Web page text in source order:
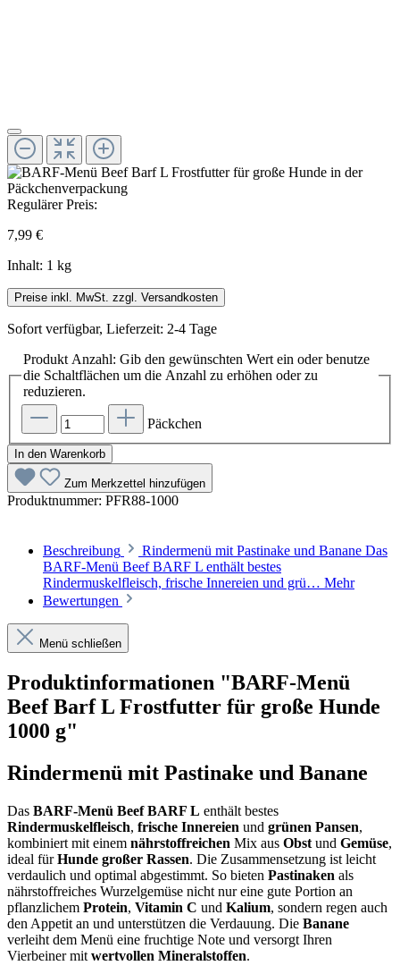
Regulärer Preis:
7,99 €
Inhalt: 1 kg
Preise inkl. MwSt. zzgl. Versandkosten
Sofort verfügbar, Lieferzeit: 2-4 Tage
Produkt Anzahl: Gib den gewünschten Wert ein oder benutze
die Schaltflächen um die Anzahl zu erhöhen oder zu
reduzieren.
Päckchen
In den Warenkorb
Zum Merkzettel hinzufügen
Produktnummer: PFR88-1000
Beschreibung
Rindermenü mit Pastinake und Banane Das
BARF-Menü Beef BARF L enthält bestes
Rindermuskelfleisch, frische Innereien und grü… Mehr
Bewertungen
Menü schließen
Produktinformationen "BARF-Menü
Beef Barf L Frostfutter für große Hunde
1000 g"
Rindermenü mit Pastinake und Banane
Das BARF-Menü Beef BARF L enthält bestes
Rindermuskelfleisch, frische Innereien und grünen Pansen,
kombiniert mit einem nährstoffreichen Mix aus Obst und Gemüse,
ideal fürHunde großer Rassen. Die Zusammensetzung ist leicht
verdaulich und optimal abgestimmt. So bieten Pastinaken als
nährstoffreiches Wurzelgemüse nicht nur eine gute Portion an
pflanzlichem Protein, Vitamin C und Kalium, sondern regen auch
den Appetit an und unterstützen die Verdauung. Die Banane
verleiht dem Menü eine fruchtige Note und versorgt Ihren
Vierbeiner mit wertvollen Mineralstoffen.